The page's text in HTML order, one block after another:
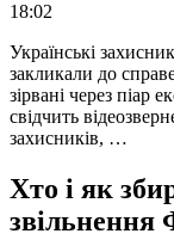
18:02
Українські
закликали до
зірвані через піар
свідчить
захисників, …
Хто і як
звільнення